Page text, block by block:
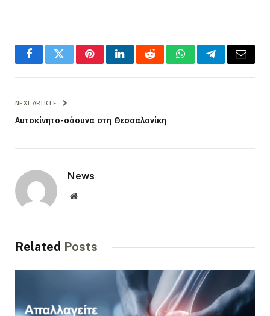
FacebookTwitterPinterestLinkedInRedditWhatsAppTelegramEmail
NEXT ARTICLE
Αυτοκίνητο-σάουνα στη Θεσσαλονίκη
News
Website
Related Posts